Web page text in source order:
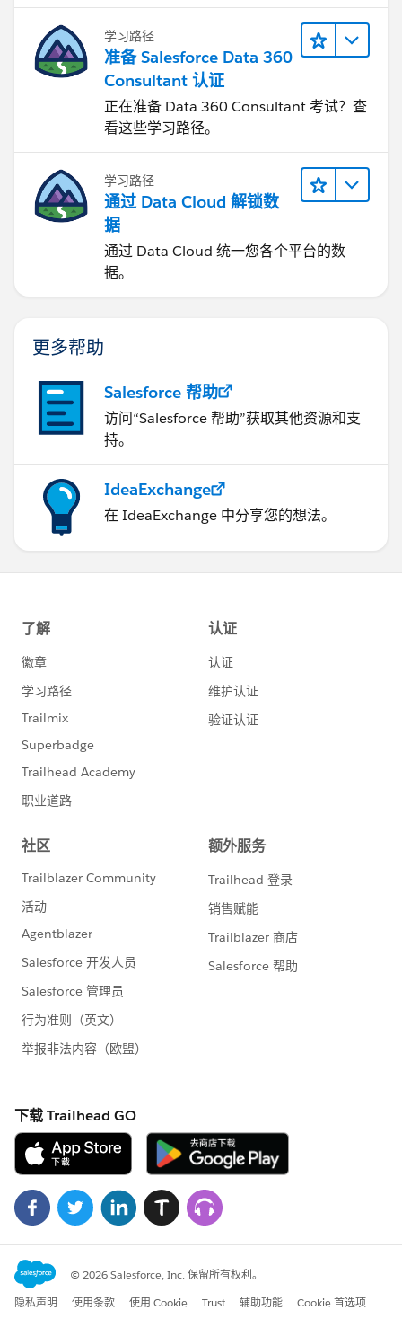
学习路径
准备 Salesforce Data 360
Consultant 认证
正在准备 Data 360 Consultant 考试？查
看这些学习路径。
学习路径
通过 Data Cloud 解锁数
据
通过 Data Cloud 统一您各个平台的数
据。
更多帮助
Salesforce 帮助
访问“Salesforce 帮助”获取其他资源和支
持。
IdeaExchange
在 IdeaExchange 中分享您的想法。